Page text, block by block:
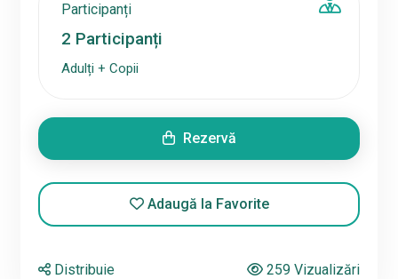
Participanți
2 Participanți
Adulți + Copii
Rezervă
Adaugă la Favorite
Distribuie 259 Vizualizări